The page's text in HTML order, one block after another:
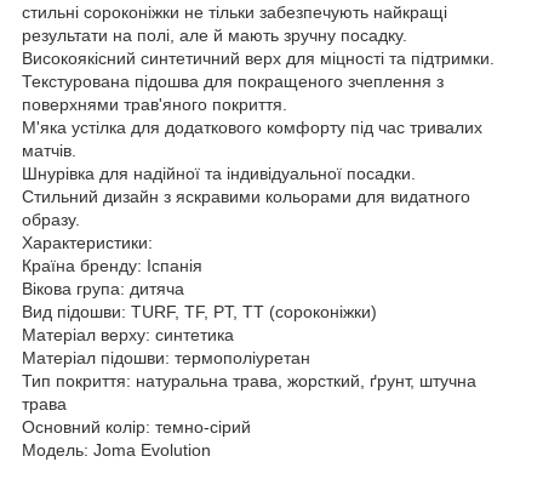
стильні сороконіжки не тільки забезпечують найкращі
результати на полі, але й мають зручну посадку.
Високоякісний синтетичний верх для міцності та підтримки.
Текстурована підошва для покращеного зчеплення з
поверхнями трав'яного покриття.
М'яка устілка для додаткового комфорту під час тривалих
матчів.
Шнурівка для надійної та індивідуальної посадки.
Стильний дизайн з яскравими кольорами для видатного
образу.
Характеристики:
Країна бренду: Іспанія
Вікова група: дитяча
Вид підошви: TURF, TF, PT, TT (сороконіжки)
Матеріал верху: синтетика
Матеріал підошви: термополіуретан
Тип покриття: натуральна трава, жорсткий, ґрунт, штучна
трава
Основний колір: темно-сірий
Модель: Joma Evolution